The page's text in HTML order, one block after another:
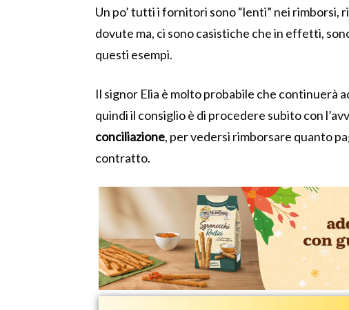
Un po’ tutti i fornitori sono “lenti” nei rimborsi,
dovute ma, ci sono casistiche che in effetti,
questi esempi.
Il signor Elia è molto probabile che continuerà
quindi il consiglio è di procedere subito con
conciliazione, per vedersi rimborsare quanto
contratto.